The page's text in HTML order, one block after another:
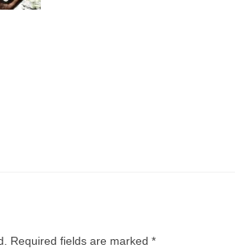
Required fields are marked *